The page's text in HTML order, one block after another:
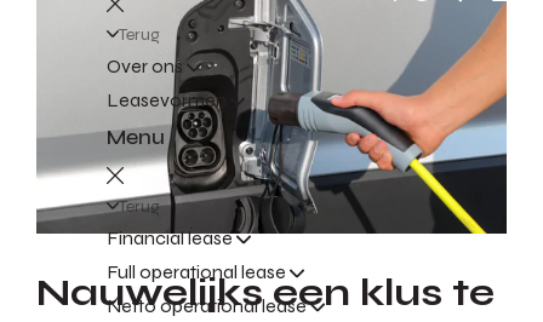
Terug
Over ons
Leasevormen
Menu
Terug
Financial lease
Full operational lease
Netto operational lease
Nauwelijks een klus te